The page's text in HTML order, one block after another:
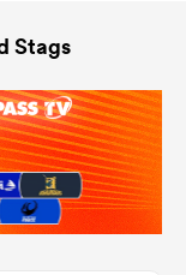
Stags